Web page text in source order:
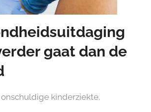
gaat dan de
kinderziekte.